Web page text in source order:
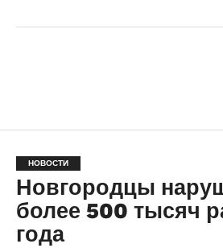
НОВОСТИ
Новгородцы
более 500 тысяч
года